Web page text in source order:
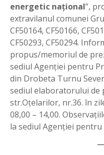
energetic naţional”,
extravilanul comunei
CF50164, CF50166,
CF50293, CF50294.
propus/memoriul de
sediul Agenţiei pentru
din Drobeta Turnu
sediul elaboratorului de
str.Oţelarilor, nr.36. în
08,00 – 14,00.
la sediul Agenţiei